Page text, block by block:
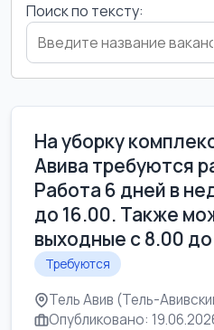
Поиск по тексту:
На уборку
Авива требуются
Работа 6 дней в
до 16.00. Также
выходные с 8.00 до
Требуются
Тель Авив (Тель-
Опубликовано: